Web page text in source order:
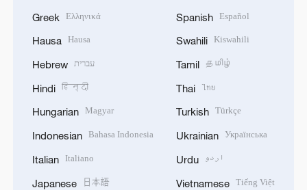
Greek Ελληνικά
Hausa Hausa
Hebrew עברית
Hindi हिन्दी
Hungarian Magyar
Indonesian Bahasa Indonesia
Italian Italiano
Japanese 日本語
Spanish Español
Swahili Kiswahili
Tamil தமிழ்
Thai ไทย
Turkish Türkçe
Ukrainian Українська
Urdu اردو
Vietnamese Tiếng Việt